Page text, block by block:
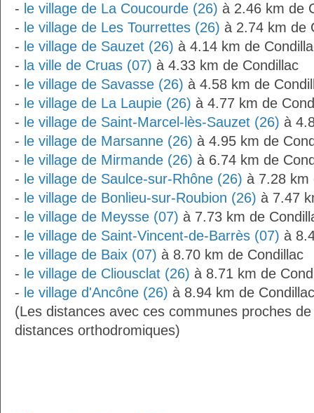
- le village de La Coucourde (26) à 2.46 km de
- le village de Les Tourrettes (26) à 2.74 km de
- le village de Sauzet (26) à 4.14 km de
- la ville de Cruas (07) à 4.33 km de Condillac
- le village de Savasse (26) à 4.58 km de
- le village de La Laupie (26) à 4.77 km de
- le village de Saint-Marcel-lès-Sauzet (26) à
- le village de Marsanne (26) à 4.95 km de
- le village de Mirmande (26) à 6.74 km de
- le village de Saulce-sur-Rhône (26) à 7.28 km
- le village de Bonlieu-sur-Roubion (26) à 7.47
- le village de Meysse (07) à 7.73 km de
- le village de Saint-Vincent-de-Barrès (07) à
- le village de Baix (07) à 8.70 km de Condillac
- le village de Cliousclat (26) à 8.71 km de
- le village d'Ancône (26) à 8.94 km de
(Les distances avec ces communes proches
distances orthodromiques)